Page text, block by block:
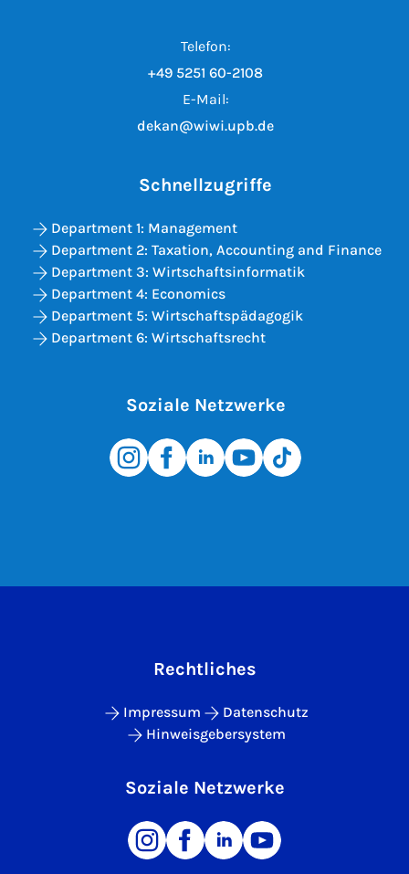
Telefon:
+49 5251 60-2108
E-Mail:
dekan@wiwi.upb.de
Schnellzugriffe
Department 1: Management
Department 2: Taxation, Accounting and Finance
Department 3: Wirtschaftsinformatik
Department 4: Economics
Department 5: Wirtschaftspädagogik
Department 6: Wirtschaftsrecht
Soziale Netzwerke
Rechtliches
Impressum
Datenschutz
Hinweisgebersystem
Soziale Netzwerke